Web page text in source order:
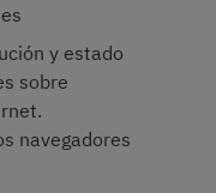
y estado
sobre
navegadores